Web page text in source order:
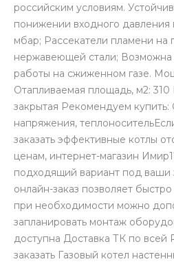
российским условиям.
понижении входного давления
мбар; Рассекатели пламени на
нержавеющей стали; Возможна
работы на сжиженном газе.
Отапливаемая площадь, м2: 310
закрытая Рекомендуем купить:
напряжения,
заказать эффективные котлы
ценам, интернет-магазин
подходящий вариант под ваши
онлайн-заказ позволяет
при необходимости можно
запланировать монтаж
доступна Доставка ТК по всей
заказать Газовый котел